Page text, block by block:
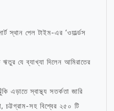
স্থান পেল টাইম-এর ‘ওয়ার্ল্ডস
ঋতুর যে ব্যাখ্যা দিলেন আমিরাতের
এড়াতে স্বাস্থ্য সতর্কতা জারি
চট্টগ্রাম-সহ বিশ্বের ২৫০ টি